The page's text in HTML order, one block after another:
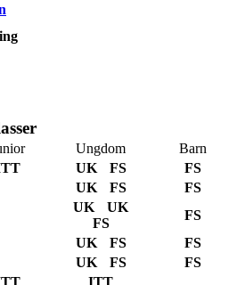
Ungdom
Barn
UK FS
FS
UK FS
FS
UK
UK
FS
FS
UK FS
FS
UK FS
FS
ITT